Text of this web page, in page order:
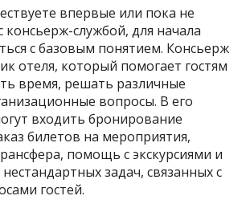
впервые или пока не
консьерж-службой, для начала
с базовым понятием. Консьерж
отеля, который помогает гостям
время, решать различные
вопросы. В его
входить бронирование
билетов на мероприятия,
помощь с экскурсиями и
задач, связанных с
гостей.